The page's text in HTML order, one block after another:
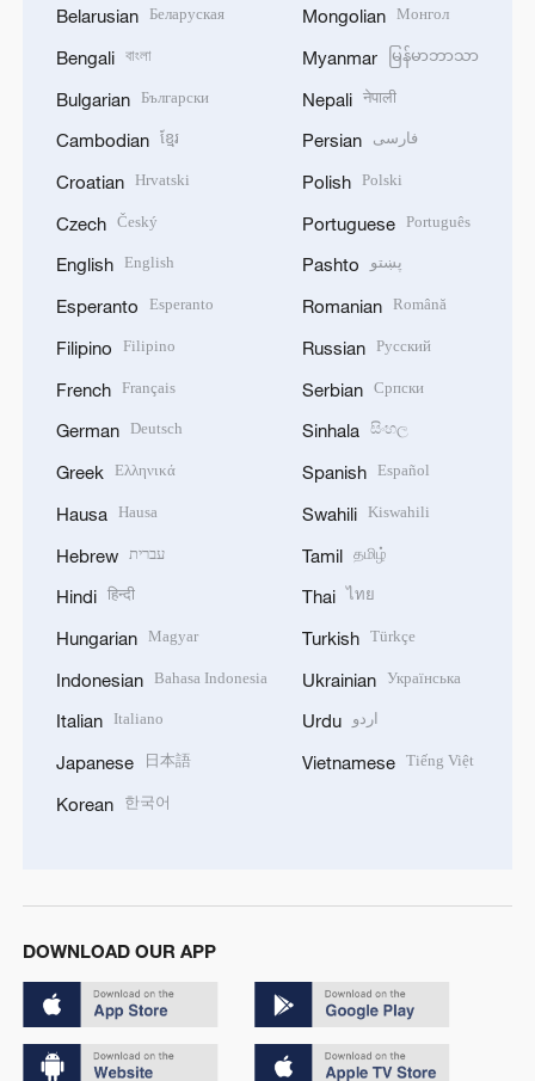
Belarusian Беларуская
Bengali বাংলা
Bulgarian Български
Cambodian ខ្មែរ
Croatian Hrvatski
Czech Český
English English
Esperanto Esperanto
Filipino Filipino
French Français
German Deutsch
Greek Ελληνικά
Hausa Hausa
Hebrew עברית
Hindi हिन्दी
Hungarian Magyar
Indonesian Bahasa Indonesia
Italian Italiano
Japanese 日本語
Korean 한국어
Mongolian Монгол
Myanmar မြန်မာဘာသာ
Nepali नेपाली
Persian فارسی
Polish Polski
Portuguese Português
Pashto پښتو
Romanian Română
Russian Русский
Serbian Српски
Sinhala සිංහල
Spanish Español
Swahili Kiswahili
Tamil தமிழ்
Thai ไทย
Turkish Türkçe
Ukrainian Українська
Urdu اردو
Vietnamese Tiếng Việt
DOWNLOAD OUR APP